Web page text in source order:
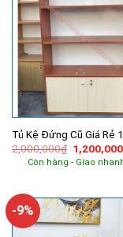
Tủ Kệ Đứng Cũ Giá Rẻ
2,000,000₫ Giá
gốc
là:
1,200,000
Còn hàng - Giao
-9%